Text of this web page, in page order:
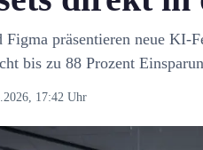
präsentieren neue KI-
bis zu 88 Prozent
17:42 Uhr